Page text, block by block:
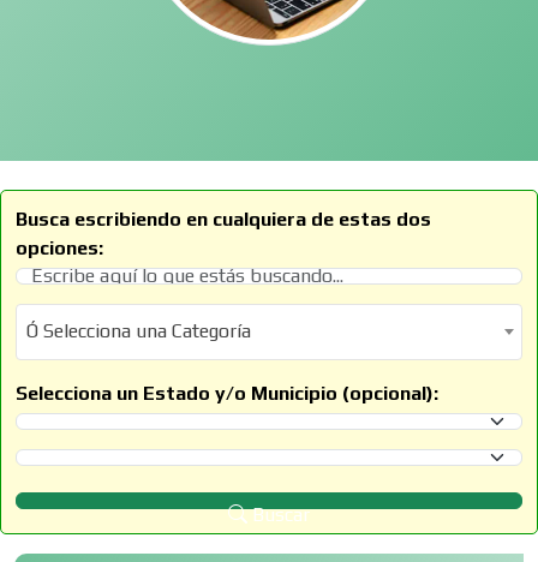
Busca escribiendo en cualquiera de estas dos
opciones:
Ó Selecciona una Categoría
Ó Selecciona una Categoría
Selecciona un Estado y/o Municipio (opcional):
Selecciona un Estado
Selecciona un Municipio
Buscar